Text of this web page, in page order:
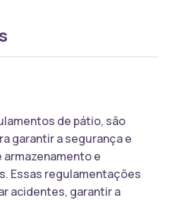
de pátio, são
garantir a segurança e
e
Essas regulamentações
acidentes, garantir a